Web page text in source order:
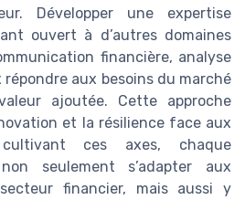
Développer une expertise
ouvert à d’autres domaines
financière, analyse
répondre aux besoins du marché
ajoutée. Cette approche
et la résilience face aux
ces axes, chaque
seulement s’adapter aux
financier, mais aussi y